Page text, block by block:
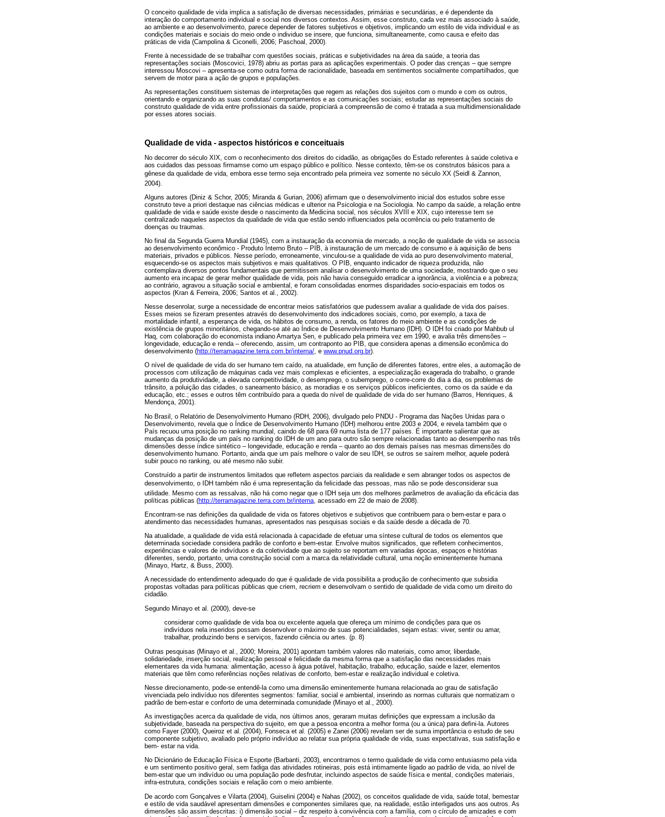
O conceito qualidade de vida implica a satisfação de diversas necessidades, primárias e secundárias, e é dependente da
interação do comportamento individual e social nos diversos contextos. Assim, esse construto, cada vez mais associado à saúde,
ao ambiente e ao desenvolvimento, parece depender de fatores subjetivos e objetivos, implicando um estilo de vida individual e as
condições materiais e sociais do meio onde o individuo se insere, que funciona, simultaneamente, como causa e efeito das
práticas de vida (Campolina & Ciconelli, 2006; Paschoal, 2000).
Frente à necessidade de se trabalhar com questões sociais, práticas e subjetividades na área da saúde, a teoria das
representações sociais (Moscovici, 1978) abriu as portas para as aplicações experimentais. O poder das crenças – que sempre
interessou Moscovi – apresenta-se como outra forma de racionalidade, baseada em sentimentos socialmente compartilhados, que
servem de motor para a ação de grupos e populações.
As representações constituem sistemas de interpretações que regem as relações dos sujeitos com o mundo e com os outros,
orientando e organizando as suas condutas/ comportamentos e as comunicações sociais; estudar as representações sociais do
construto qualidade de vida entre profissionais da saúde, propiciará a compreensão de como é tratada a sua multidimensionalidade
por esses atores sociais.
Qualidade de vida - aspectos históricos e conceituais
No decorrer do século XIX, com o reconhecimento dos direitos do cidadão, as obrigações do Estado referentes à saúde coletiva e
aos cuidados das pessoas firmamse como um espaço público e político. Nesse contexto, têm-se os construtos básicos para a
gênese da qualidade de vida, embora esse termo seja encontrado pela primeira vez somente no século XX (Seidl & Zannon,
2004).
Alguns autores (Diniz & Schor, 2005; Miranda & Gurian, 2006) afirmam que o desenvolvimento inicial dos estudos sobre esse
construto teve a priori destaque nas ciências médicas e ulterior na Psicologia e na Sociologia. No campo da saúde, a relação entre
qualidade de vida e saúde existe desde o nascimento da Medicina social, nos séculos XVIII e XIX, cujo interesse tem se
centralizado naqueles aspectos da qualidade de vida que estão sendo influenciados pela ocorrência ou pelo tratamento de
doenças ou traumas.
No final da Segunda Guerra Mundial (1945), com a instauração da economia de mercado, a noção de qualidade de vida se associa
ao desenvolvimento econômico - Produto Interno Bruto – PIB, à instauração de um mercado de consumo e à aquisição de bens
materiais, privados e públicos. Nesse período, erroneamente, vinculou-se a qualidade de vida ao puro desenvolvimento material,
esquecendo-se os aspectos mais subjetivos e mais qualitativos. O PIB, enquanto indicador de riqueza produzida, não
contemplava diversos pontos fundamentais que permitissem analisar o desenvolvimento de uma sociedade, mostrando que o seu
aumento era incapaz de gerar melhor qualidade de vida, pois não havia conseguido erradicar a ignorância, a violência e a pobreza;
ao contrário, agravou a situação social e ambiental, e foram consolidadas enormes disparidades socio-espaciais em todos os
aspectos (Kran & Ferreira, 2006; Santos et al., 2002).
Nesse desenrolar, surge a necessidade de encontrar meios satisfatórios que pudessem avaliar a qualidade de vida dos países.
Esses meios se fizeram presentes através do desenvolvimento dos indicadores sociais, como, por exemplo, a taxa de
mortalidade infantil, a esperança de vida, os hábitos de consumo, a renda, os fatores do meio ambiente e as condições de
existência de grupos minoritários, chegando-se até ao Índice de Desenvolvimento Humano (IDH). O IDH foi criado por Mahbub ul
Haq, com colaboração do economista indiano Amartya Sen, e publicado pela primeira vez em 1990, e avalia três dimensões –
longevidade, educação e renda – oferecendo, assim, um contraponto ao PIB, que considera apenas a dimensão econômica do
desenvolvimento (http://terramagazine.terra.com.br/interna/, e www.pnud.org.br).
O nível de qualidade de vida do ser humano tem caído, na atualidade, em função de diferentes fatores, entre eles, a automação de
processos com utilização de máquinas cada vez mais complexas e eficientes, a especialização exagerada do trabalho, o grande
aumento da produtividade, a elevada competitividade, o desemprego, o subemprego, o corre-corre do dia a dia, os problemas de
trânsito, a poluição das cidades, o saneamento básico, as moradias e os serviços públicos ineficientes, como os da saúde e da
educação, etc.; esses e outros têm contribuído para a queda do nível de qualidade de vida do ser humano (Barros, Henriques, &
Mendonça, 2001).
No Brasil, o Relatório de Desenvolvimento Humano (RDH, 2006), divulgado pelo PNDU - Programa das Nações Unidas para o
Desenvolvimento, revela que o Índice de Desenvolvimento Humano (IDH) melhorou entre 2003 e 2004, e revela também que o
País recuou uma posição no ranking mundial, caindo de 68 para 69 numa lista de 177 países. É importante salientar que as
mudanças da posição de um país no ranking do IDH de um ano para outro são sempre relacionadas tanto ao desempenho nas três
dimensões desse índice sintético – longevidade, educação e renda – quanto ao dos demais países nas mesmas dimensões do
desenvolvimento humano. Portanto, ainda que um país melhore o valor de seu IDH, se outros se saírem melhor, aquele poderá
subir pouco no ranking, ou até mesmo não subir.
Construído a partir de instrumentos limitados que refletem aspectos parciais da realidade e sem abranger todos os aspectos de
desenvolvimento, o IDH também não é uma representação da felicidade das pessoas, mas não se pode desconsiderar sua
utilidade. Mesmo com as ressalvas, não há como negar que o IDH seja um dos melhores parâmetros de avaliação da eficácia das
políticas públicas (http://terramagazine.terra.com.br/interna , acessado em 22 de maio de 2008).
Encontram-se nas definições da qualidade de vida os fatores objetivos e subjetivos que contribuem para o bem-estar e para o
atendimento das necessidades humanas, apresentados nas pesquisas sociais e da saúde desde a década de 70.
Na atualidade, a qualidade de vida está relacionada à capacidade de efetuar uma síntese cultural de todos os elementos que
determinada sociedade considera padrão de conforto e bem-estar. Envolve muitos significados, que refletem conhecimentos,
experiências e valores de indivíduos e da coletividade que ao sujeito se reportam em variadas épocas, espaços e histórias
diferentes, sendo, portanto, uma construção social com a marca da relatividade cultural, uma noção eminentemente humana
(Minayo, Hartz, & Buss, 2000).
A necessidade do entendimento adequado do que é qualidade de vida possibilita a produção de conhecimento que subsidia
propostas voltadas para políticas públicas que criem, recriem e desenvolvam o sentido de qualidade de vida como um direito do
cidadão.
Segundo Minayo et al. (2000), deve-se
considerar como qualidade de vida boa ou excelente aquela que ofereça um mínimo de condições para que os
indivíduos nela inseridos possam desenvolver o máximo de suas potencialidades, sejam estas: viver, sentir ou amar,
trabalhar, produzindo bens e serviços, fazendo ciência ou artes. (p. 8)
Outras pesquisas (Minayo et al., 2000; Moreira, 2001) apontam também valores não materiais, como amor, liberdade,
solidariedade, inserção social, realização pessoal e felicidade da mesma forma que a satisfação das necessidades mais
elementares da vida humana: alimentação, acesso à água potável, habitação, trabalho, educação, saúde e lazer, elementos
materiais que têm como referências noções relativas de conforto, bem-estar e realização individual e coletiva.
Nesse direcionamento, pode-se entendê-la como uma dimensão eminentemente humana relacionada ao grau de satisfação
vivenciada pelo indivíduo nos diferentes segmentos: familiar, social e ambiental, inserindo as normas culturais que normatizam o
padrão de bem-estar e conforto de uma determinada comunidade (Minayo et al., 2000).
As investigações acerca da qualidade de vida, nos últimos anos, geraram muitas definições que expressam a inclusão da
subjetividade, baseada na perspectiva do sujeito, em que a pessoa encontra a melhor forma (ou a única) para defini-la. Autores
como Fayer (2000), Queiroz et al. (2004), Fonseca et al. (2005) e Zanei (2006) revelam ser de suma importância o estudo de seu
componente subjetivo, avaliado pelo próprio indivíduo ao relatar sua própria qualidade de vida, suas expectativas, sua satisfação e
bem- estar na vida.
No Dicionário de Educação Física e Esporte (Barbanti, 2003), encontramos o termo qualidade de vida como entusiasmo pela vida
e um sentimento positivo geral, sem fadiga das atividades rotineiras, pois está intimamente ligado ao padrão de vida, ao nível de
bem-estar que um indivíduo ou uma população pode desfrutar, incluindo aspectos de saúde física e mental, condições materiais,
infra-estrutura, condições sociais e relação com o meio ambiente.
De acordo com Gonçalves e Vilarta (2004), Guiselini (2004) e Nahas (2002), os conceitos qualidade de vida, saúde total, bemestar
e estilo de vida saudável apresentam dimensões e componentes similares que, na realidade, estão interligados uns aos outros. As
dimensões são assim descritas: i) dimensão social – diz respeito à convivência com a família, com o círculo de amizades e com